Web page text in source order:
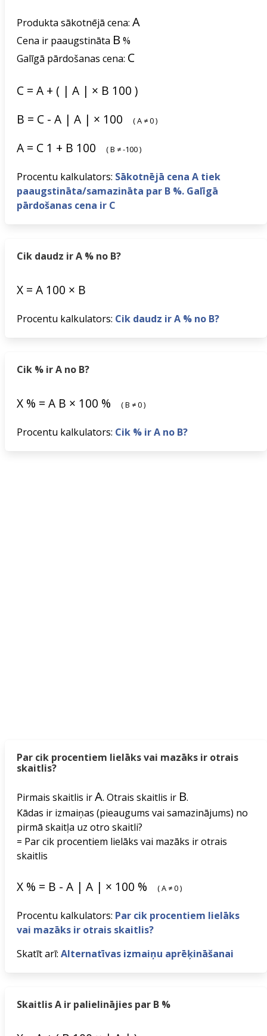
Produkta sākotnējā cena: A
Cena ir paaugstināta B %
Galīgā pārdošanas cena: C
C = A + ( | A | × B 100 )
B = C - A | A | × 100 (A ≠0)
A = C 1 + B 100 (B ≠-100)
Procentu kalkulators: Sākotnējā cena A tiek
paaugstināta/samazināta par B %. Galīgā
pārdošanas cena ir C
Cik daudz ir A % no B?
X = A 100 × B
Procentu kalkulators: Cik daudz ir A % no B?
Cik % ir A no B?
X % = A B × 100 % (B ≠0)
Procentu kalkulators: Cik % ir A no B?
Par cik procentiem lielāks vai mazāks ir otrais
skaitlis?
Pirmais skaitlis irA. Otrais skaitlis ir B.
Kādas ir izmaiņas (pieaugums vai samazinājums) no
pirmā skaitļa uz otro skaitli?
= Par cik procentiem lielāks vai mazāks ir otrais
skaitlis
X % = B - A | A | × 100 % (A ≠0)
Procentu kalkulators: Par cik procentiem lielāks
vai mazāks ir otrais skaitlis?
Skatīt arī: Alternatīvas izmaiņu aprēķināšanai
Skaitlis A ir palielinājies par B %